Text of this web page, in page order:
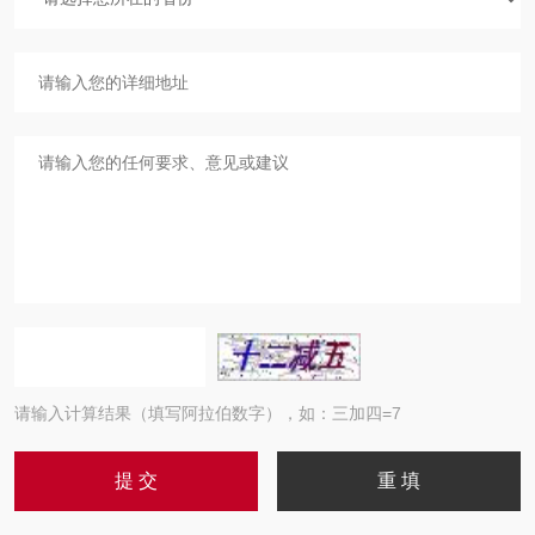
请输入计算结果（填写阿拉伯数字），如：三加四=7